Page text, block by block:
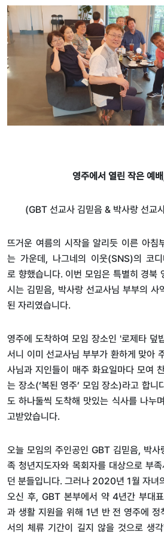
영주에서 열린 작은 예배
(GBT 선교사 김믿음& 박사랑 선교
뜨거운 여름의 시작을 알리듯 이른 아침
는 가운데 나그네의 이웃(SNS)의 코
로 향했습니다. 이번 모임은 특별히 경북
시는 김믿음 박사랑 선교사님 부부의 사
된 자리였습니다.
영주에 도착하여 모임 장소인 '로제타 덮
서니 이미 선교사님 부부가 환하게 맞아
사님과 지인들이 매주 화요일마다 모여
는 장소(‘복된 영주’ 모임 장소)라고 합니
도 하나둘씩 도착해 맛있는 식사를 나누며
고받았습니다.
오늘 모임의 주인공인 GBT 김믿음 박사
족 청년지도자와 목회자를 대상으로 부
던 분들입니다.그러나 2020년 1월 자녀
오신 후, GBT 본부에서 약4년간 부대
과 생활 지원을 위해 1년 반 전 영주에 정
서의 체류 기간이 길지 않을 것으로 생